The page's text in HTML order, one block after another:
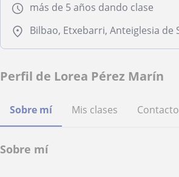
más de 5 años dando clase
Perfil de Lorea Pérez Marín
Sobre mí Mis clases Contacto
Sobre mí